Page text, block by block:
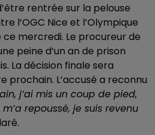
rentrée sur la pelouse
l’OGC Nice et l’Olympique
mercredi. Le procureur de
peine d’un an de prison
La décision finale sera
prochain. L’accusé a reconnu
j’ai mis un coup de pied,
repoussé, je suis revenu